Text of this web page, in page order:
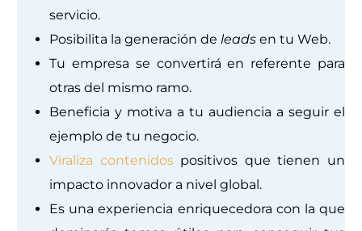
servicio.
Posibilita la generación de leads en tu Web.
Tu empresa se convertirá en referente para
otras del mismo ramo.
Beneficia y motiva a tu audiencia a seguir el
ejemplo de tu negocio.
Viraliza contenidospositivos que tienen un
impacto innovador a nivel global.
Es una experiencia enriquecedora con la que